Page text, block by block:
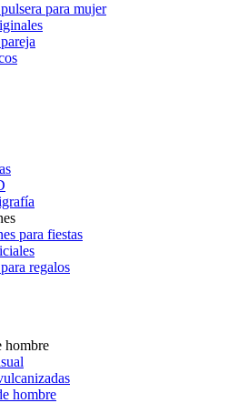
para mujer
para fiestas
regalos
hombre
hombre